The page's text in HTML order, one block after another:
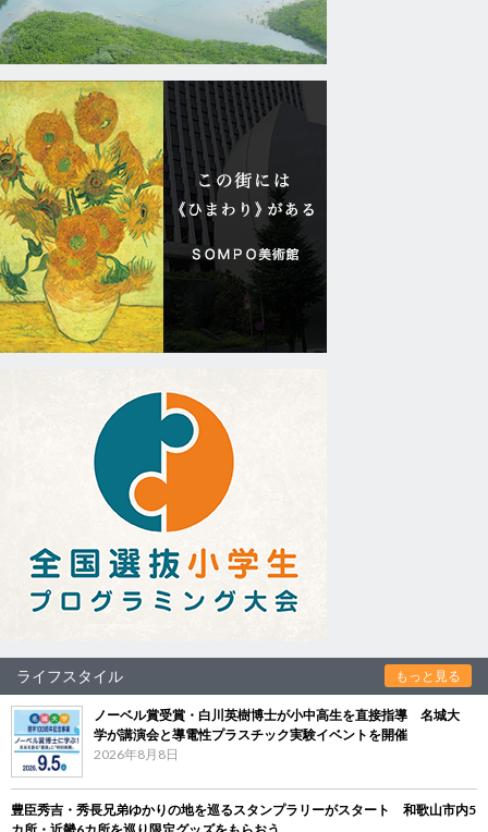
ライフスタイル もっと見る
ノーベル賞受賞・白川英樹博士が小中高生を直接指導 名城大
学が講演会と導電性プラスチック実験イベントを開催
2026年8月8日
豊臣秀吉・秀長兄弟ゆかりの地を巡るスタンプラリーがスタート 和歌山市内5